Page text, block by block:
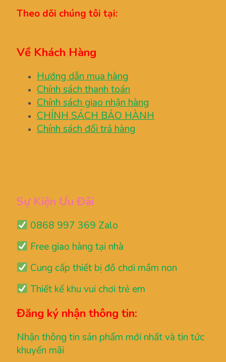
Theo dõi chúng tôi tại:
Về Khách Hàng
Hướng dẫn mua hàng
Chính sách thanh toán
Chính sách giao nhận hàng
CHÍNH SÁCH BẢO HÀNH
Chính sách đổi trả hàng
Sự Kiện Ưu Đãi
0868 997 369 Zalo
Free giao hàng tại nhà
Cung cấp thiết bị đồ chơi mầm non
Thiết kế khu vui chơi trẻ em
Đăng ký nhận thông tin:
Nhận thông tin sản phẩm mới nhất và tin tức
khuyến mãi